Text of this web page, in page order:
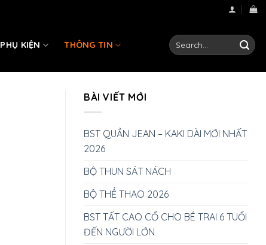
PHỤ KIỆN THÔNG TIN
Search
for:
BÀI VIẾT MỚI
BST QUẦN JEAN – KAKI DÀI MỚI NHẤT
2026
BỘ THUN SÁT NÁCH
BỘ THỂ THAO 2026
BST TẤT CAO CỔ CHO BÉ TRAI 6 TUỔI
ĐẾN NGƯỜI LỚN